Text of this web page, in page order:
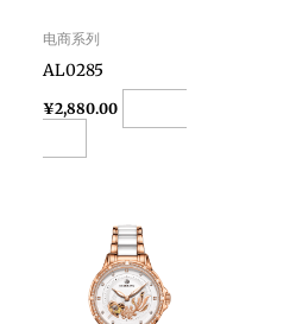
电商系列
AL0285
¥2,880.00